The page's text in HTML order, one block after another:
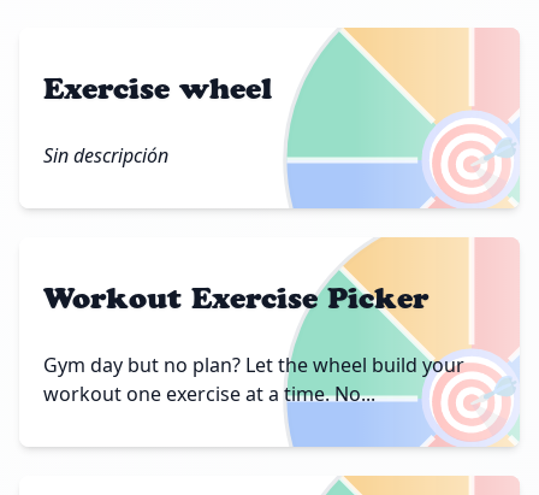
🎯
Exercise wheel
Sin descripción
🎯
Workout Exercise Picker
Gym day but no plan? Let the wheel build your
workout one exercise at a time. No...